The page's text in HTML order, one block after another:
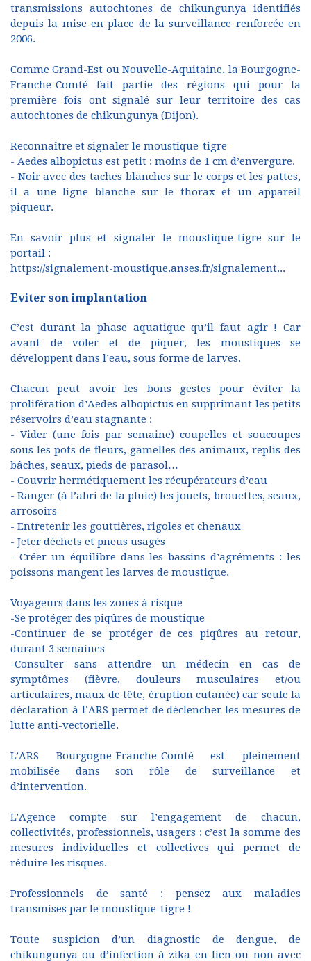
transmissions autochtones de chikungunya identifiés
depuis la mise en place de la surveillance renforcée en
2006.
Comme Grand-Est ou Nouvelle-Aquitaine, la Bourgogne-
Franche-Comté fait partie des régions qui pour la
première fois ont signalé sur leur territoire des cas
autochtones de chikungunya (Dijon).
Reconnaître et signaler le moustique-tigre
- Aedes albopictus est petit : moins de 1 cm d’envergure.
- Noir avec des taches blanches sur le corps et les pattes,
il a une ligne blanche sur le thorax et un appareil
piqueur.
En savoir plus et signaler le moustique-tigre sur le
portail :
https://signalement-moustique.anses.fr/signalement...
Eviter son implantation
C’est durant la phase aquatique qu’il faut agir ! Car
avant de voler et de piquer, les moustiques se
développent dans l’eau, sous forme de larves.
Chacun peut avoir les bons gestes pour éviter la
prolifération d’Aedes albopictus en supprimant les petits
réservoirs d’eau stagnante :
- Vider (une fois par semaine) coupelles et soucoupes
sous les pots de fleurs, gamelles des animaux, replis des
bâches, seaux, pieds de parasol…
- Couvrir hermétiquement les récupérateurs d’eau
- Ranger (à l’abri de la pluie) les jouets, brouettes, seaux,
arrosoirs
- Entretenir les gouttières, rigoles et chenaux
- Jeter déchets et pneus usagés
- Créer un équilibre dans les bassins d’agréments : les
poissons mangent les larves de moustique.
Voyageurs dans les zones à risque
-Se protéger des piqûres de moustique
-Continuer de se protéger de ces piqûres au retour,
durant 3 semaines
-Consulter sans attendre un médecin en cas de
symptômes (fièvre, douleurs musculaires et/ou
articulaires, maux de tête, éruption cutanée) car seule la
déclaration à l’ARS permet de déclencher les mesures de
lutte anti-vectorielle.
L’ARS Bourgogne-Franche-Comté est pleinement
mobilisée dans son rôle de surveillance et
d’intervention.
L’Agence compte sur l’engagement de chacun,
collectivités, professionnels, usagers : c’est la somme des
mesures individuelles et collectives qui permet de
réduire les risques.
Professionnels de santé : pensez aux maladies
transmises par le moustique-tigre !
Toute suspicion d’un diagnostic de dengue, de
chikungunya ou d’infection à zika en lien ou non avec